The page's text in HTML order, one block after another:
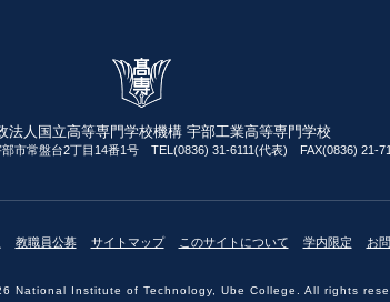
法人国立高等専門学校機構 宇部工業高等専門学校
市常盤台2丁目14番1号 TEL(0836) 31-6111(代表) FAX(0836) 21-
教職員公募 サイトマップ このサイトについて 学内限定 お
National Institute of Technology, Ube College. All rights